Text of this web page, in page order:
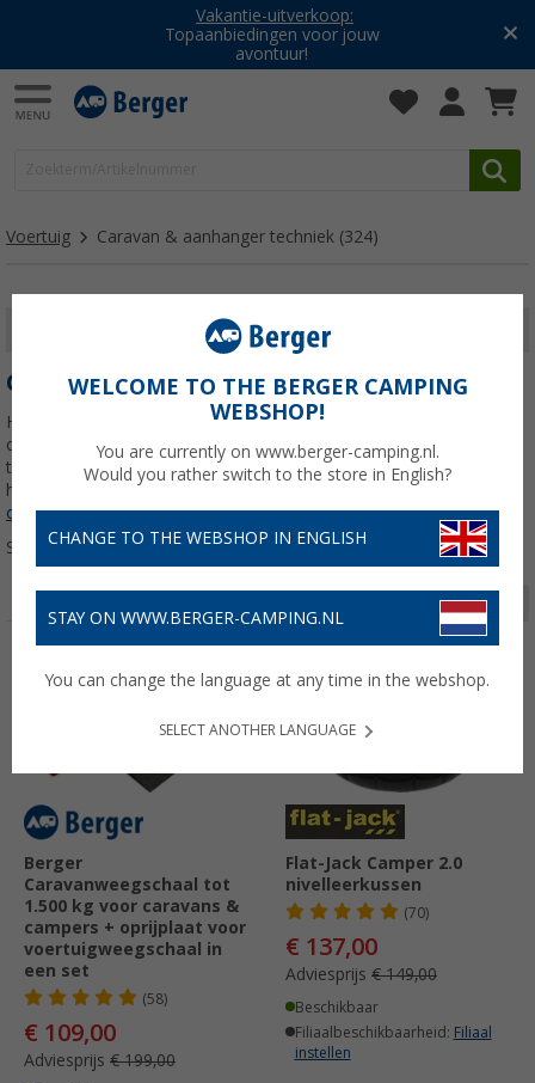
Vakantie-uitverkoop:
Topaanbiedingen voor jouw
avontuur!
Voertuig Caravan & aanhanger techniek (324)
FILTER WEERGEVEN
CARAVAN & AANHANGER TECHNIEK
Hier vind je een grote selectie betrouwbare accessoires voor je
caravan - van jockeywielen en manoeuvreerhulpen tot
transportboxen en disselaccessoires. Ontdek alles wat je nodig
hebt voor meer comfort, veiligheid en functionaliteitLees meer
overCaravan & aanhanger techniek>>>
Sorteren:
Pagina 1 van 11
Berger
Caravanweegschaal tot
1.500 kg voor caravans &
campers + oprijplaat voor
voertuigweegschaal in
een set
(58)
€ 109,00
Adviesprijs € 199,00
Flat-Jack Camper 2.0
nivelleerkussen
(70)
€ 137,00
Adviesprijs € 149,00
Beschikbaar
Filiaalbeschikbaarheid: Filiaal
instellen
WELCOME TO THE BERGER CAMPING
WEBSHOP!
You are currently on www.berger-camping.nl.
Would you rather switch to the store in English?
CHANGE TO THE WEBSHOP IN ENGLISH
STAY ON WWW.BERGER-CAMPING.NL
You can change the language at any time in the webshop.
SELECT ANOTHER LANGUAGE